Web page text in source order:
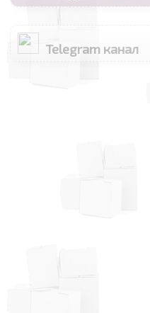
Telegram канал